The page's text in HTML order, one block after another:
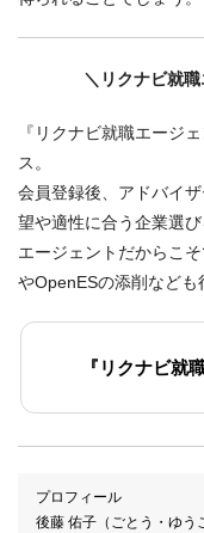
＼リクナビ就
『リクナビ就職エージ
ス。
会員登録後、アドバイ
望や適性に合う企業選び
エージェントだからこ
やOpenESの添削なども
『リクナビ就
プロフィール
後藤 佑子（ごとう・ゆう